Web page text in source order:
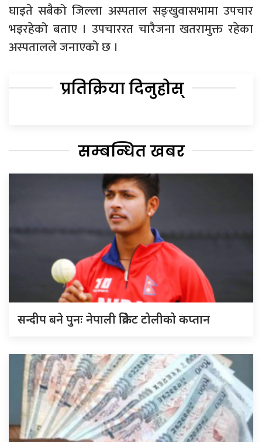
घाइते सबैको जिल्ला अस्पताल सङ्खुवासभामा उपचार
भइरहेको बताए । उपचाररत चारैजना खतरामुक्त रहेका
अस्पतालले जनाएको छ ।
प्रतिक्रिया दिनुहोस्
सम्बन्धित खबर
सन्दीप बने पुनः नेपाली क्रिकेट टोलीको कप्तान